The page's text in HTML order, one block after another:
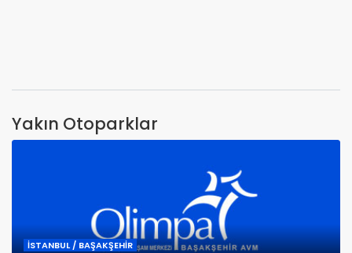
Yakın Otoparklar
İSTANBUL / BAŞAKŞEHİR